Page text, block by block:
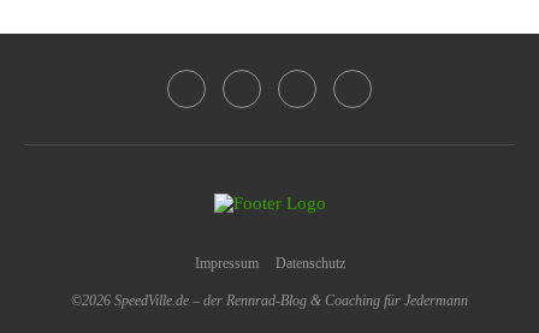
Impressum Datenschutz
©2026 SpeedVille.de – der Rennrad-Blog & Coaching für Jedermann